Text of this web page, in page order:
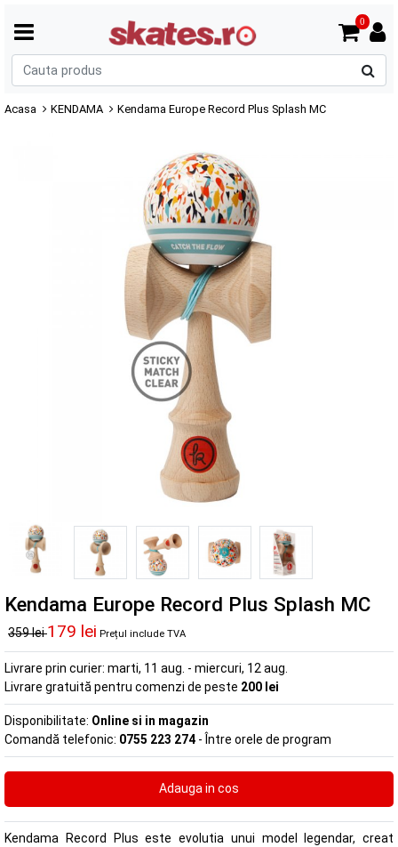
0
Acasa KENDAMA Kendama Europe Record Plus Splash MC
Kendama Europe Record Plus Splash MC
359 lei179 lei Prețul include TVA
Livrare prin curier: marti, 11 aug. - miercuri, 12 aug.
Livrare gratuită pentru comenzi de peste 200 lei
Disponibilitate: Online si in magazin
Comandă telefonic: 0755 223 274 - Între orele de program
Kendama Record Plus este evolutia unui model legendar, creat